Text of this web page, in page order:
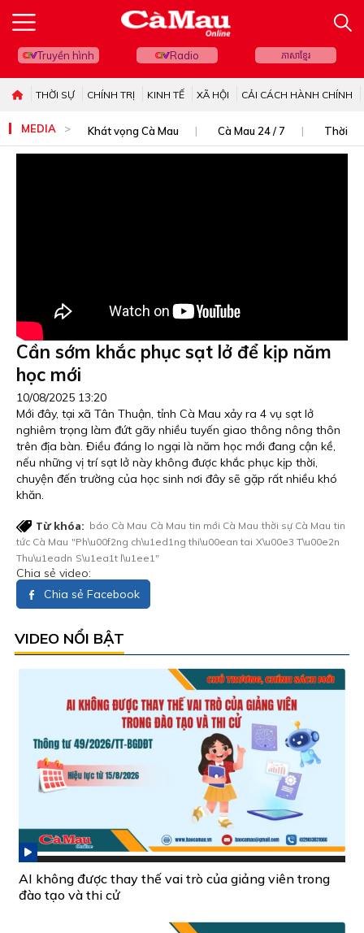
Truyền hình Radio ភាសាខ្មែរ
THỜI SỰ CHÍNH TRỊ KINH TẾ XÃ HỘI CẢI CÁCH HÀNH CHÍNH
MEDIA Khát vọng Cà Mau Cà Mau 24 / 7 Thời sự
Cần sớm khắc phục sạt lở để kịp năm
học mới
10/08/2025 13:20
Mới đây, tại xã Tân Thuận, tỉnh Cà Mau xảy ra 4 vụ sạt lở
nghiêm trọng làm đứt gãy nhiều tuyến giao thông nông thôn
trên địa bàn. Điều đáng lo ngại là năm học mới đang cận kề,
nếu những vị trí sạt lở này không được khắc phục kịp thời,
chuyện đến trường của học sinh nơi đây sẽ gặp rất nhiều khó
khăn.
Từ khóa: báo Cà Mau Cà Mau tin mới Cà Mau thời sự Cà Mau tin
tức Cà Mau "Ph\u00f2ng ch\u1ed1ng thi\u00ean tai X\u00e3 T\u00e2n
Thu\u1eadn S\u1ea1t l\u1ee1"
Chia sẻ video:
Chia sẻ Facebook
VIDEO NỔI BẬT
AI không được thay thế vai trò của giảng viên trong
đào tạo và thi cử